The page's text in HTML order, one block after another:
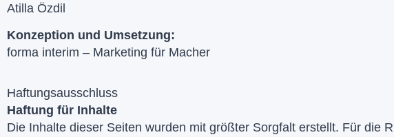
Atilla Özdil
Konzeption und Umsetzung:
forma interim – Marketing für Macher
Haftungsausschluss
Haftung für Inhalte
Die Inhalte dieser Seiten wurden mit größter Sorgfalt erstellt. Für die